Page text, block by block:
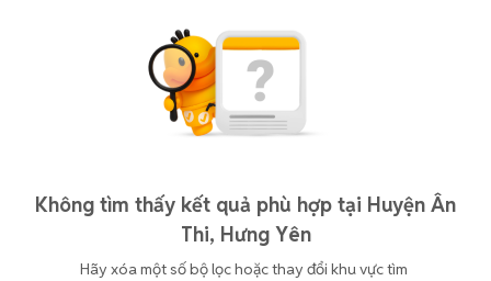
Không tìm thấy kết quả phù hợp tại Huyện Ân
Thi, Hưng Yên
Hãy xóa một số bộ lọc hoặc thay đổi khu vực tìm